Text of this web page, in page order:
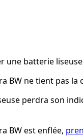
batterie liseuse
BW ne tient pas
perdra son
BW est enflée,